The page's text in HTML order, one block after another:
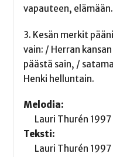
vapauteen, elämään.
3. Kesän merkit
vain: / Herran
päästä sain, /
Henki helluntain.
Melodia:
Lauri Thurén 1997
Teksti:
Lauri Thurén 1997